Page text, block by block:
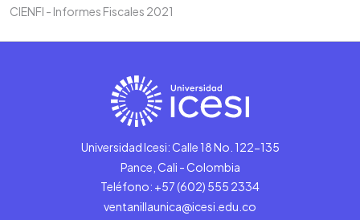
CIENFI - Informes Fiscales 2021
Universidad Icesi: Calle 18 No. 122-135
Pance, Cali - Colombia
Teléfono: +57 (602) 555 2334
ventanillaunica@icesi.edu.co